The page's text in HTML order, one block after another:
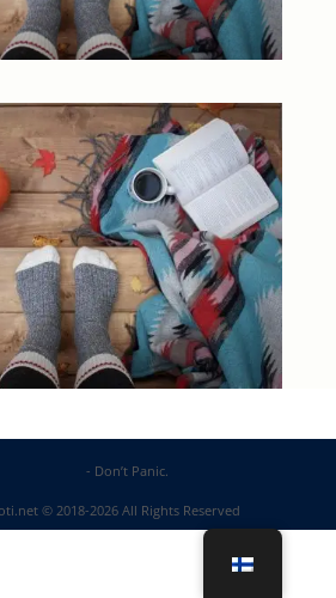
- Don’t Panic.
© 2018-2026 All Rights Reserved